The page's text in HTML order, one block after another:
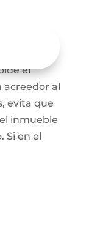
de la
el
acreedor al
evita que
inmueble
Si en el